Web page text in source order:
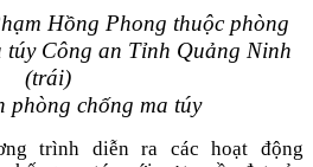
Hồng Phong thuộc phòng
Công an Tỉnh Quảng Ninh
(trái)
phòng chống ma túy
trình diễn ra các hoạt động